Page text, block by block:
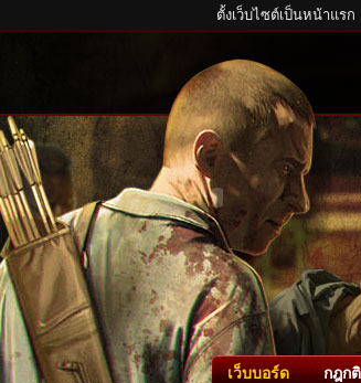
ตั้งเว็บไซต์เป็นหน้าแรก
เว็บบอร์ด กฎก